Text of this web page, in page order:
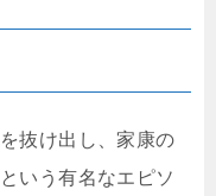
抜け出し、家康の
いう有名なエピソ